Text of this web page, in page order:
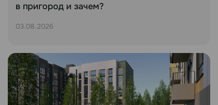
в пригород и зачем?
03.08.2026